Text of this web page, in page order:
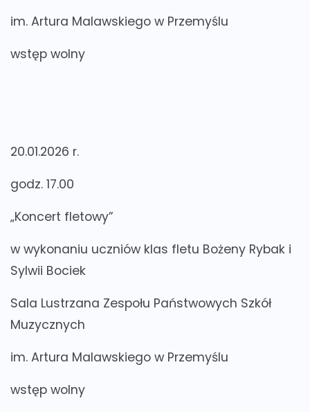
im. Artura Malawskiego w Przemyślu
wstęp wolny
20.01.2026 r.
godz. 17.00
„Koncert fletowy”
w wykonaniu uczniów klas fletu Bożeny Rybak i
Sylwii Bociek
Sala Lustrzana Zespołu Państwowych Szkół
Muzycznych
im. Artura Malawskiego w Przemyślu
wstęp wolny